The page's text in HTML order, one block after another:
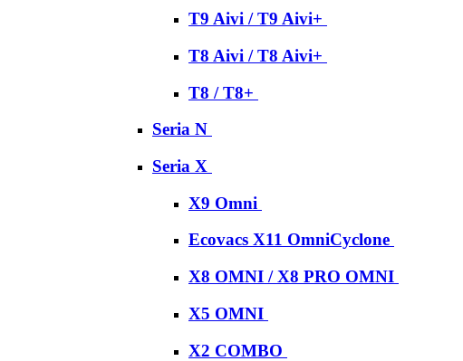
T9 Aivi / T9 Aivi+
T8 Aivi / T8 Aivi+
T8 / T8+
Seria N
Seria X
X9 Omni
Ecovacs X11 OmniCyclone
X8 OMNI / X8 PRO OMNI
X5 OMNI
X2 COMBO